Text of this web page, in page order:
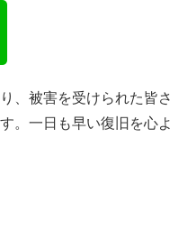
、被害を受けられた皆さ
。一日も早い復旧を心よ